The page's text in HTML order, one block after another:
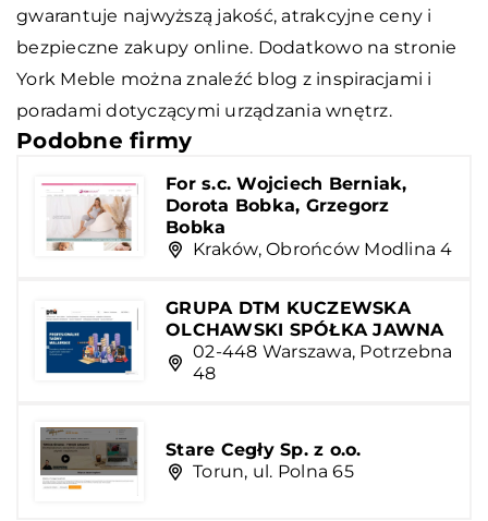
gwarantuje najwyższą jakość, atrakcyjne ceny i
bezpieczne zakupy online. Dodatkowo na stronie
York Meble można znaleźć blog z inspiracjami i
poradami dotyczącymi urządzania wnętrz.
Podobne firmy
For s.c. Wojciech Berniak,
Dorota Bobka, Grzegorz
Bobka
Kraków, Obrońców Modlina 4
GRUPA DTM KUCZEWSKA
OLCHAWSKI SPÓŁKA JAWNA
02-448 Warszawa, Potrzebna
48
Stare Cegły Sp. z o.o.
Torun, ul. Polna 65